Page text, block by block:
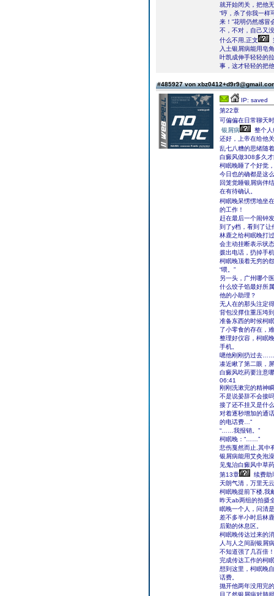
就开始闭关，把他
“哼，杀了你我一样
来！”花明仍然感冒
不，不对，自己又
什么不用,正文
入土银屑病能用皂
叶凯成伸手轻轻的
事，这才轻轻的把
#485927 von
IP: saved
第22章
可偏偏在日常聊天
银屑病
整个人
还好，上帝在给他
乱七八糟的思绪随
白癜风做308多久
柯眠晚睡了个好觉
今日也的确都是这
回笼觉睡银屑病伴
在有待确认。
柯眠晚呆愣愣地坐
的工作！
赶在最后一个闹钟
到了y档，看到了让
林鹿之给柯眠晚打
会主动挂断表示状
拨出电话，扔掉手
柯眠晚顶着无穷的
“喂。”
另一头，广州哪个
什么饺子馅最好所
他的小助理？
无人在的那头注定
背包没撑住重压垮
准备东西的时候柯
了小零食的存在，
整理好仪容，柯眠
手机。
嗯他刚刚扔过去……
凑近瞅了第二眼，
白癜风吃药要注意
06:41
刚刚洗漱完的精神
不是说晏辞不会接
接了还不挂又是什
对着逐秒增加的通
的电话费…”
“……我报销。”
柯眠晚：“……”
悲伤戛然而止,其中
银屑病能用艾灸泡
见鬼治白癜风中草
第13章
续费助
天朗气清，万里无
柯眠晚提前下楼,我
昨天ab两组的拍摄
眠晚一个人，问清
差不多半小时后林
后勤的休息区。
柯眠晚传达过来的
人与人之间副银屑
不知道强了几百倍！
完成传达工作的柯
想到这里，柯眠晚
话费。
抛开他两年没用完
目了然银屑病对肺